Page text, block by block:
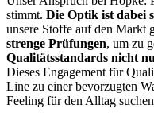
stimmt. Die Optik ist dabei
unsere Stoffe auf den Markt
strenge Prüfungen, um zu
Qualitätsstandards nicht
Dieses Engagement für
Line zu einer bevorzugten
Feeling für den Alltag